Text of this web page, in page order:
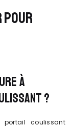
À
?
coulissant